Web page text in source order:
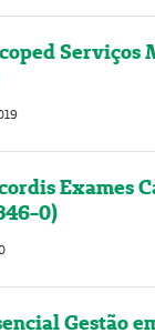
Serviços
Exames
0)
Gestão